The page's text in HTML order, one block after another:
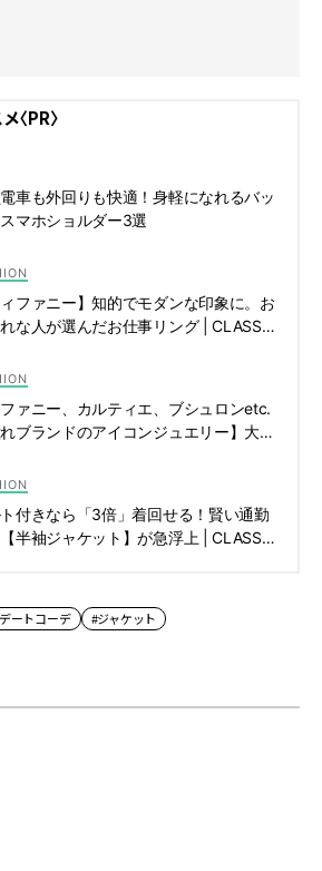
〈PR〉
車も外回りも快適！身軽になれるバッ
マホショルダー3選
ィファニー】知的でモダンな印象に。お
な人が選んだお仕事リング | CLASSY.
ァニー、カルティエ、ブシュロンetc.
れブランドのアイコンジュエリー】大図
付きなら「3倍」着回せる！賢い通勤
半袖ジャケット】が急浮上 | CLASSY.
ートコーデ #ジャケット